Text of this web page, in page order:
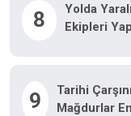
8
Yolda
Ekipleri
9
Tarihi
Mağdurlar